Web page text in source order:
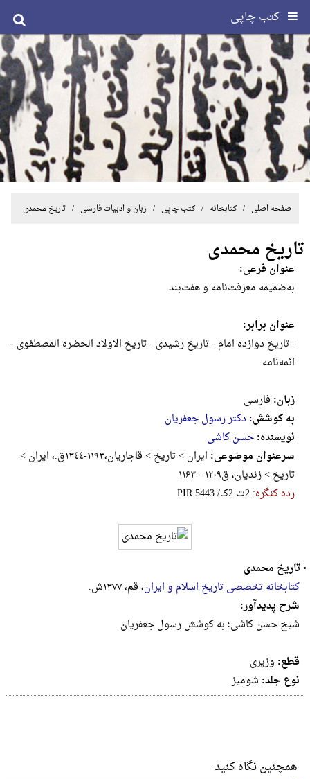
کتب چاپی
صفحه اصلی / کتابخانه /کتب چاپی /زبان و ادبیات فارسی / تاریخ محمدی
تاریخ محمدی
عنوان فرعی:
به‌ضمیمه‌ معرفت‌نامه‌ و هفت‌بند
عنوان برابر:
=تاریخ‌ دوازده‌ امام‌ - تاریخ‌ رشیدی‌ - تاریخ‌ الاولاد الحضره‌ المصطفوی‌ -
ائمه‌نامه‌
زبان: فارسی
به کوشش: دکتر رسول جعفریان
نویسنده:حسن کاشی
سرعنوان موضوعی:
ایران > تاریخ > قاجاریان،١١٩٣-١٣٤٤ق.، ایران >
تاریخ > زندی‍ان‌، ق‌۱۲۰۹ - ۱۱۶۳
رده کنگره:‎P‎I‎R‎ ‎5‎4‎4‎3‎ ‎/‎ک‎2‎ ‎ت‎2‎
•تاریخ محمدی
کتابخانه تخصصی تاریخ اسلام و ایران، قم، ۱۳۷۷ش.
شرح پدیدآور:
شیخ حسن کاشی؛ به کوشش رسول جعفریان
قطع: وزيرى
نوع جلد: شومیز
همچنین نگاه کنید